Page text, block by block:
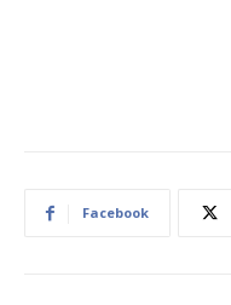
Facebook